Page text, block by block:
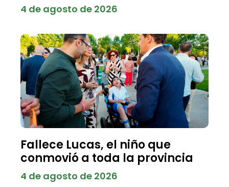
4 de agosto de 2026
Fallece Lucas, el niño que
conmovió a toda la provincia
4 de agosto de 2026